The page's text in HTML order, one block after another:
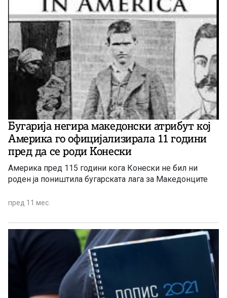
Бугарија негира македонски атрибут кој
Америка го официјализирала 11 години
пред да се роди Конески
Америка пред 115 години кога Конески не бил ни
роден ја поништила бугарската лага за Македонците
пред 11 мес.